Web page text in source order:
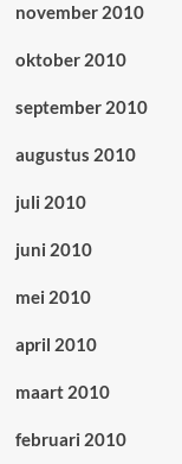
november 2010
oktober 2010
september 2010
augustus 2010
juli 2010
juni 2010
mei 2010
april 2010
maart 2010
februari 2010